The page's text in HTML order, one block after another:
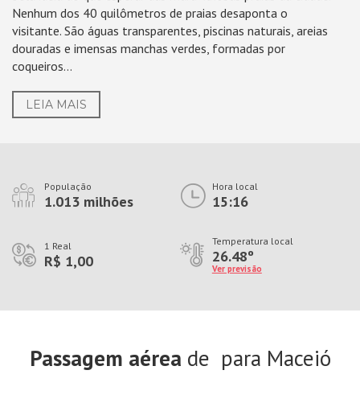
Nenhum dos 40 quilômetros de praias desaponta o
visitante. São águas transparentes, piscinas naturais, areias
douradas e imensas manchas verdes, formadas por
coqueiros...
LEIA MAIS
População
1.013 milhões
Hora local
15:16
1 Real
R$ 1,00
Temperatura local
26.48º
Ver previsão
Passagem aérea de para Maceió